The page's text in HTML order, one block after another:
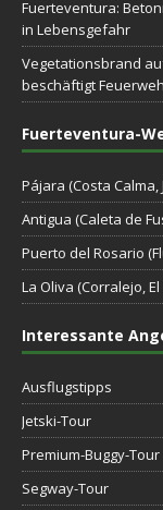
Fuerteventura:
in Lebensgefahr
Vegetationsbrand
beschäftigt
Fuerteventura-
Pájara (Costa
Antigua (Caleta de
Puerto del Rosario
La Oliva (Corralejo,
Interessante
Ausflugstipps
Jetski-Tour
Premium-Buggy-Tour
Segway-Tour